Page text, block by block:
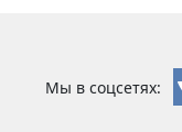
Мы в соцсетях: